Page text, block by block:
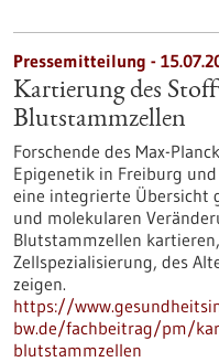
Pressemitteilung -
Kartierung des
Blutstammzellen
Forschende des Max-
Epigenetik in Freiburg
eine integrierte Übersicht
und molekularen
Blutstammzellen
Zellspezialisierung, des
zeigen.
https://
bw.de/fachbeitrag/pm/
blutstammzellen